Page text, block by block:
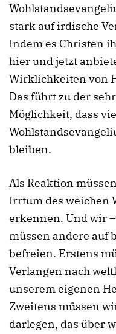
stark auf irdische
Indem es Christen
hier und jetzt
Wirklichkeiten von
Das führt zu der
Möglichkeit, dass
bleiben.
Als Reaktion
Irrtum des weichen
erkennen. Und wir
müssen andere auf
befreien. Erstens
Verlangen nach
unserem eigenen
Zweitens müssen
darlegen, das über